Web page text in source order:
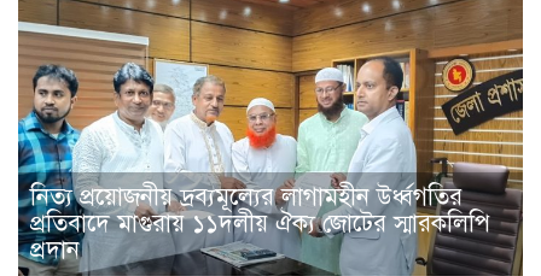
নিত্য প্রয়োজনীয় দ্রব্যমূল্যের লাগামহীন উর্ধ্বগতির
প্রতিবাদে মাগুরায় ১১দলীয় ঐক্য জোটের স্মারকলিপি
প্রদান